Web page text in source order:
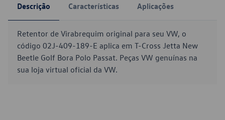
Descrição Características Aplicações
Retentor de Virabrequim original para seu VW, o
código 02J-409-189-E aplica em T-Cross Jetta New
Beetle Golf Bora Polo Passat. Peças VW genuínas na
sua loja virtual oficial da VW.